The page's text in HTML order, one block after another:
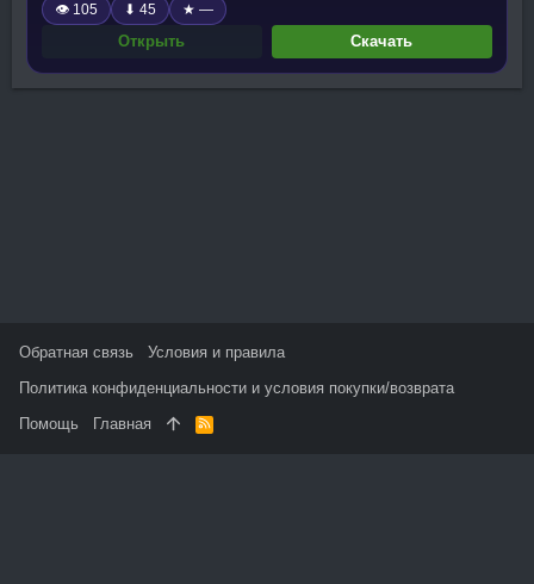
👁 105 ⬇ 45 ★ —
Открыть Скачать
Обратная связь
Условия и правила
Политика конфиденциальности и условия покупки/возврата
Помощь
Главная
R